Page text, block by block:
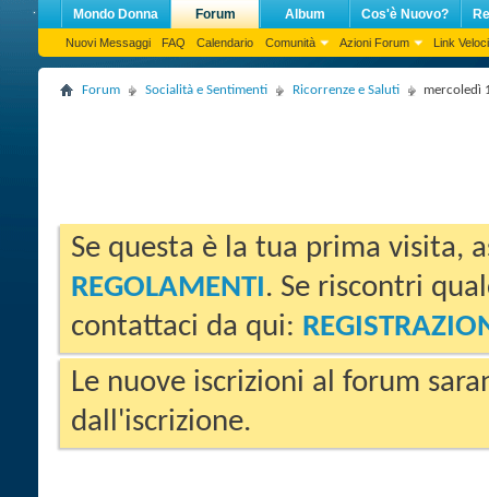
Mondo Donna Forum
Nuovi Messaggi FAQ Calendario Comunità Azioni Forum Link Veloci
Album Cos'è Nuovo?
Forum Socialità e Sentimenti Ricorrenze e Saluti mercoledì
Se questa è la tua prima visita,
REGOLAMENTI. Se riscontri
contattaci da qui:
Le nuove iscrizioni al forum
dall'iscrizione.